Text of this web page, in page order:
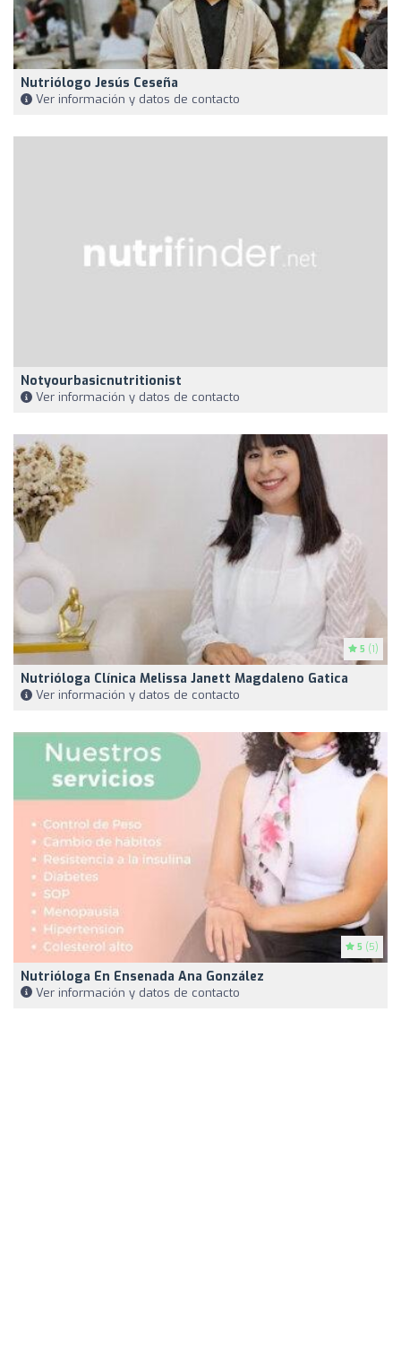
Nutriólogo Jesús Ceseña
Ver información y datos de contacto
Notyourbasicnutritionist
Ver información y datos de contacto
5 (1)
Nutrióloga Clínica Melissa Janett Magdaleno Gatica
Ver información y datos de contacto
5 (5)
Nutrióloga En Ensenada Ana González
Ver información y datos de contacto